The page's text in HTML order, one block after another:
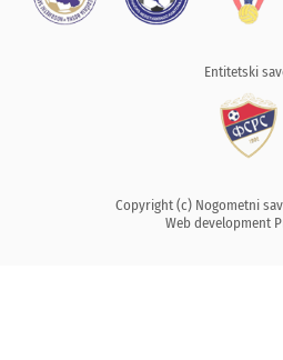
Entitetski
Copyright (c) Nogometni
Web development